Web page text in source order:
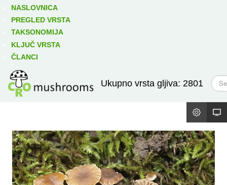
NASLOVNICA
PREGLED VRSTA
TAKSONOMIJA
KLJUČ VRSTA
ČLANCI
Ukupno vrsta gljiva: 2801
T
r
ž
Izravno podređene niže takse: